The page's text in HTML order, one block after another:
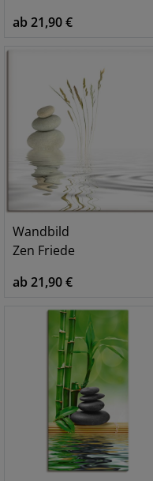
ab 21,90 €
Wandbild
Zen Friede
ab 21,90 €